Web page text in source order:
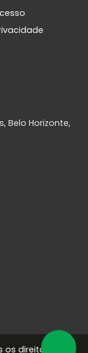
Belo Horizonte,
direitos